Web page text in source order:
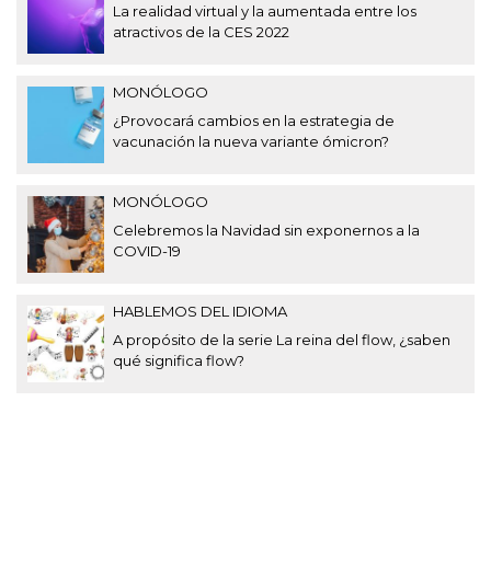
La realidad virtual y la aumentada entre los
atractivos de la CES 2022
MONÓLOGO
¿Provocará cambios en la estrategia de
vacunación la nueva variante ómicron?
MONÓLOGO
Celebremos la Navidad sin exponernos a la
COVID-19
HABLEMOS DEL IDIOMA
A propósito de la serie La reina del flow, ¿saben
qué significa flow?